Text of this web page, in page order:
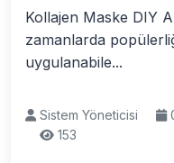
Kollajen Maske DIY
zamanlarda
uygulanabile...
Sistem Yöneticisi
153